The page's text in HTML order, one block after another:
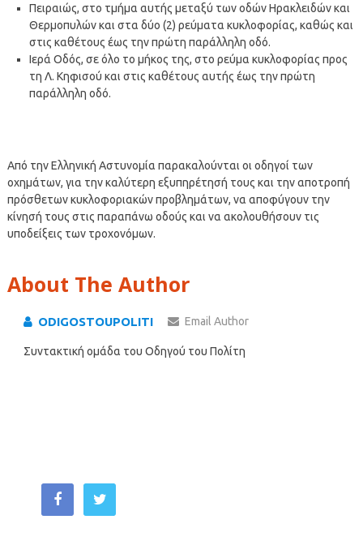
Πειραιώς, στο τμήμα αυτής μεταξύ των οδών Ηρακλειδών και
Θερμοπυλών και στα δύο (2) ρεύματα κυκλοφορίας, καθώς και
στις καθέτους έως την πρώτη παράλληλη οδό.
Ιερά Οδός, σε όλο το μήκος της, στο ρεύμα κυκλοφορίας προς
τη Λ. Κηφισού και στις καθέτους αυτής έως την πρώτη
παράλληλη οδό.
Από την Ελληνική Αστυνομία παρακαλούνται οι οδηγοί των
οχημάτων, για την καλύτερη εξυπηρέτησή τους και την αποτροπή
πρόσθετων κυκλοφοριακών προβλημάτων, να αποφύγουν την
κίνησή τους στις παραπάνω οδούς και να ακολουθήσουν τις
υποδείξεις των τροχονόμων.
About The Author
ODIGOSTOUPOLITI Email Author
Συντακτική ομάδα του Οδηγού του Πολίτη